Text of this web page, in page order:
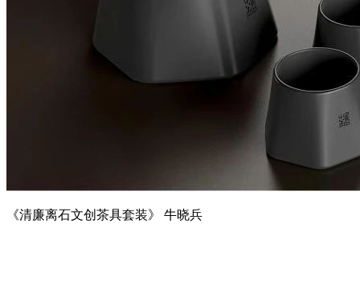
《清廉离石文创茶具套装》 牛晓兵